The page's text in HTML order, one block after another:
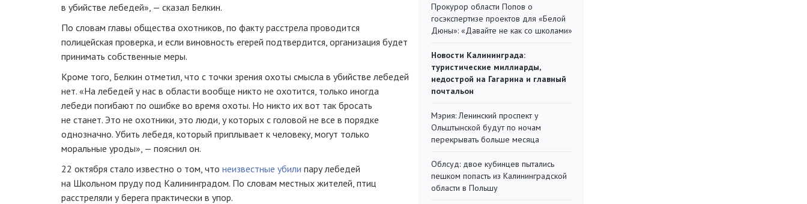
в убийстве лебедей», — сказал Белкин.
По словам главы общества охотников, по факту расстрела проводится
полицейская проверка, и если виновность егерей подтвердится, организация будет
принимать собственные меры.
Кроме того, Белкин отметил, что с точки зрения охоты смысла в убийстве лебедей
нет. «На лебедей у нас в области вообще никто не охотится, только иногда
лебеди погибают по ошибке во время охоты. Но никто их вот так бросать
не станет. Это не охотники, это люди, у которых с головой не все в порядке
однозначно. Убить лебедя, который приплывает к человеку, могут только
моральные уроды», — пояснил он.
22 октября стало известно о том, что неизвестные убили пару лебедей
на Школьном пруду под Калининградом. По словам местных жителей, птиц
расстреляли у берега практически в упор.
Прокурор области Попов о
госэкспертизе проектов для «Белой
Дюны»: «Давайте не как со школами»
Новости Калининграда:
туристические миллиарды,
недострой на Гагарина и главный
почтальон
Мэрия: Ленинский проспект у
Ольштынской будут по ночам
перекрывать больше месяца
Облсуд: двое кубинцев пытались
пешком попасть из Калининградской
области в Польшу